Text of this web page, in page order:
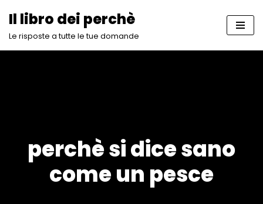
Vai
Il libro dei perchè
Le risposte a tutte le tue domande
perchè si dice sano
come un pesce